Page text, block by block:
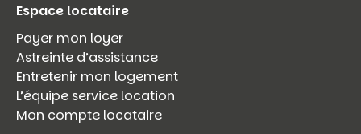
Espace locataire
Payer mon loyer
Astreinte d’assistance
Entretenir mon logement
L’équipe service location
Mon compte locataire